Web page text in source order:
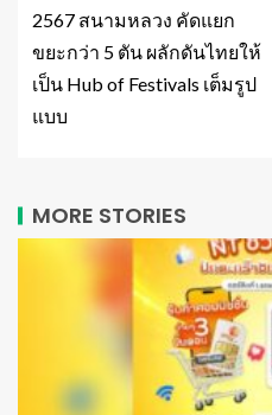
2567 สนามหลวง คัดแยก
ขยะกว่า 5 ตัน ผลักดันไทยให้
เป็น Hub of Festivals เต็มรูป
แบบ
MORE STORIES